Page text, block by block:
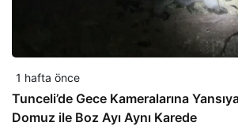
1 hafta önce
Tunceli’de Gece Kameralarına
Domuz ile Boz Ayı Aynı Karede